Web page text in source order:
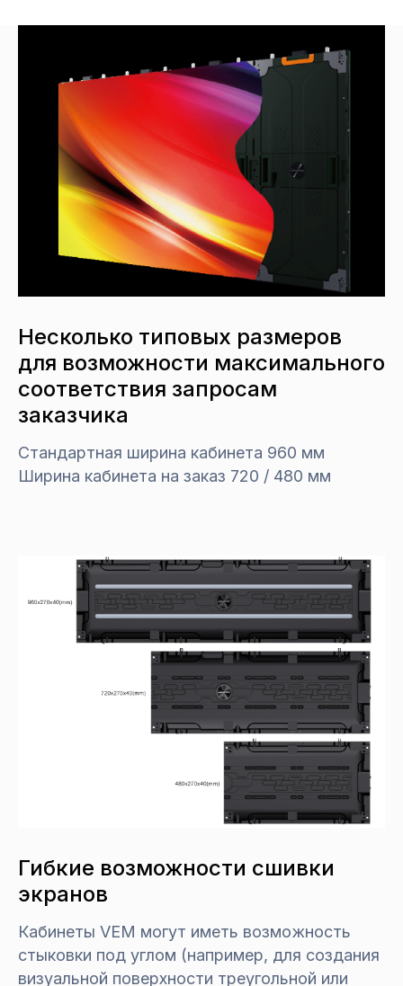
Несколько типовых размеров
для возможности максимального
соответствия запросам
заказчика
Стандартная ширина кабинета 960 мм
Ширина кабинета на заказ 720 / 480 мм
Гибкие возможности сшивки
экранов
Кабинеты VEM могут иметь возможность
стыковки под углом (например, для создания
визуальной поверхности треугольной или